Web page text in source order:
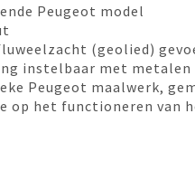
Peugeot model
(geolied)
instelbaar met metalen
Peugeot maalwerk,
op het functioneren van